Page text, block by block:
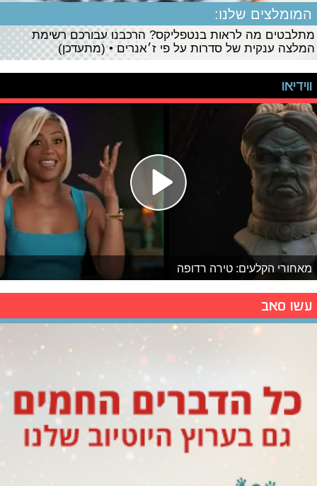
המומלצים שלנו:
מתלבטים מה לראות בנטפליקס? הרכבנו עבורכם רשימת
המלצה ענקית של סדרות על פי ז׳אנרים • (מתעדכן)
ווידיאו
מאחורי הקלעים: טירה רדופה
עשו סאב